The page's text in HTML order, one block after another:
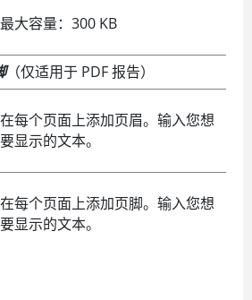
最大容量：300 KB
（仅适用于 PDF 报告）
在每个页面上添加页眉。输入您想
要显示的文本。
在每个页面上添加页脚。输入您想
要显示的文本。